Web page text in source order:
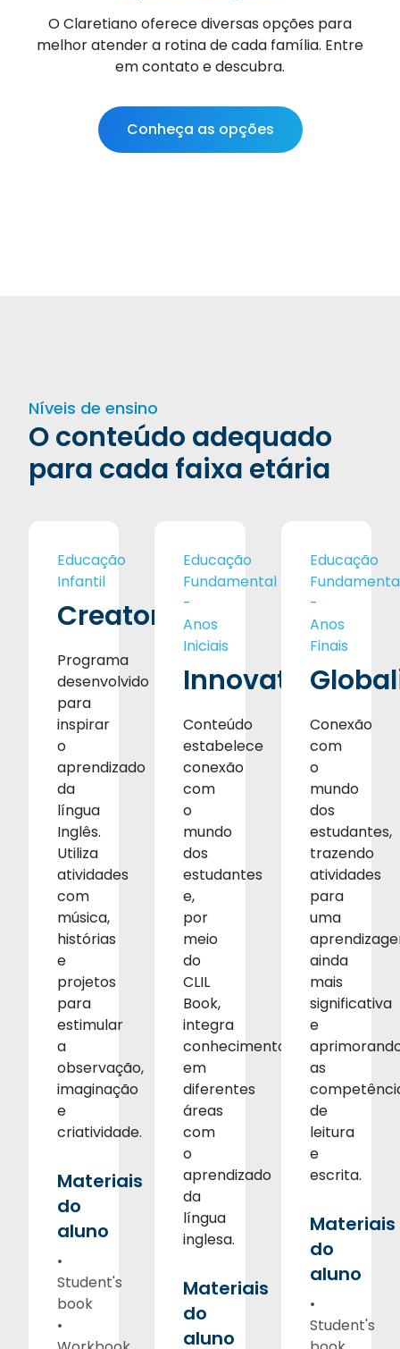
O Claretiano oferece diversas opções para
melhor atender a rotina de cada família. Entre
em contato e descubra.
Conheça as opções
Níveis de ensino
O conteúdo adequado
para cada faixa etária
Educação
Infantil
Creators
Programa
desenvolvido
para
inspirar
o
aprendizado
da
língua
Inglês.
Utiliza
atividades
com
música,
histórias
e
projetos
para
estimular
a
observação,
imaginação
e
criatividade.
Materiais
do
aluno
•
Student's
book
•
Educação
Fundamental
-
Anos
Iniciais
Innovators
Conteúdo
estabelece
conexão
com
o
mundo
dos
estudantes
e,
por
meio
do
CLIL
Book,
integra
conhecimentos
em
diferentes
áreas
com
o
aprendizado
da
língua
inglesa.
Materiais
do
aluno
Educação
-
Anos
Finais
Conexão
com
o
mundo
dos
estudantes,
trazendo
atividades
para
uma
ainda
mais
significativa
e
as
de
leitura
e
escrita.
Materiais
do
aluno
•
Student's